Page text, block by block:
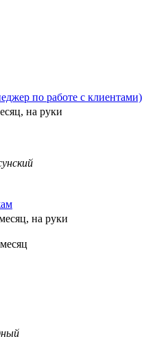
по работе с клиентами)
на руки
на руки